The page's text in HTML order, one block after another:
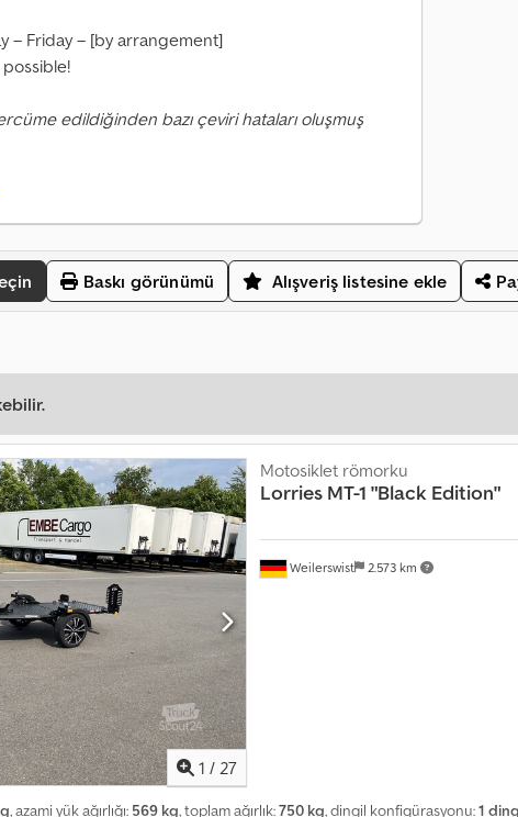
– Friday – [by arrangement]
edildiğinden bazı çeviri hataları oluşmuş
Baskı görünümü Alışveriş listesine ekle
1 / 27
Weilerswist 2.573 km
Motosiklet römorku
Lorries MT-1 "Black Edition"
, azami yük ağırlığı: 569 kg, toplam ağırlık:750 kg, dingil konfigürasyonu:1